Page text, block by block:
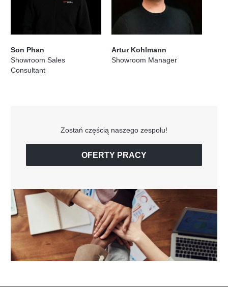
Son Phan
Showroom Sales
Consultant
Artur Kohlmann
Showroom Manager
Zostań częścią naszego zespołu!
OFERTY PRACY